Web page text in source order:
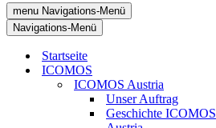
menu Navigations-Menü
Navigations-Menü
Startseite
ICOMOS
ICOMOS Austria
Unser Auftrag
Geschichte ICOMOS